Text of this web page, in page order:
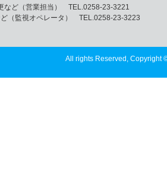
など（営業担当） TEL.0258-23-3221
ど（監視オペレータ） TEL.0258-23-3223
All rights Reserved, Copyright